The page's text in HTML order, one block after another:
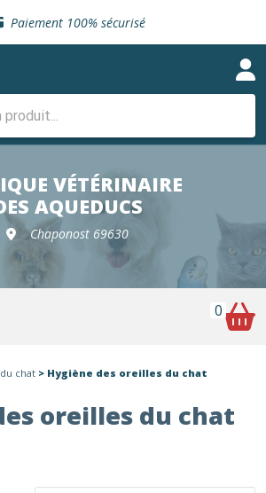
Paiement 100% sécurisé
gratuite en clinique vétérinaire
de croquettes vétérinaire
gratuite en clinique vétérinaire
Retour gratuit en clinique
VÉTÉRINAIRE
AQUEDUCS
Chaponost 69630
0
chat > Hygiène des oreilles du chat
oreilles du chat